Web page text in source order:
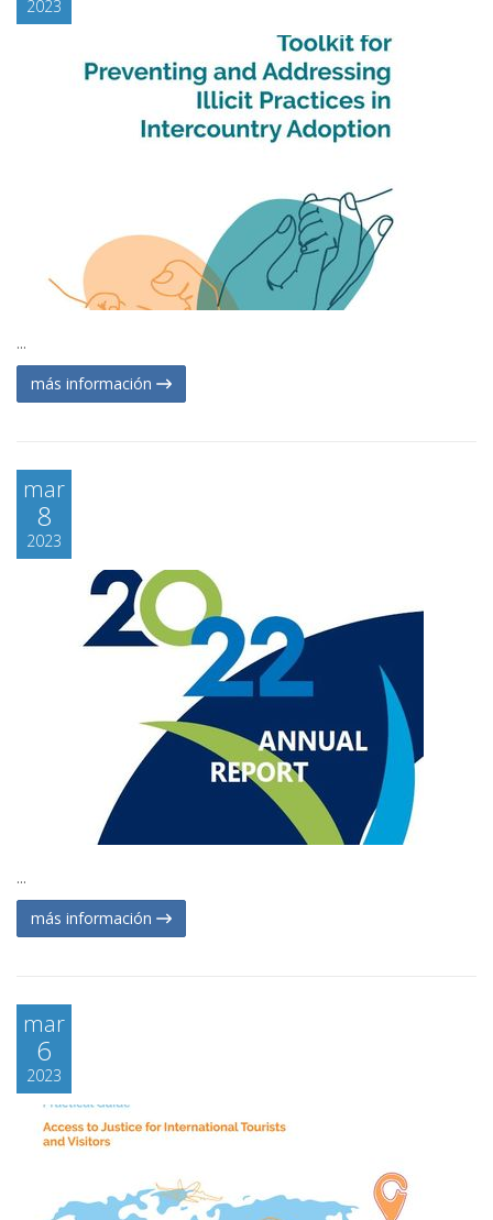
2023
...
más información
mar
8
2023
...
más información
mar
6
2023